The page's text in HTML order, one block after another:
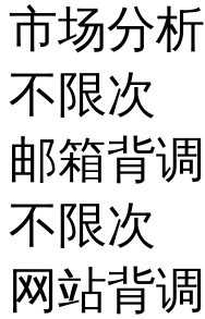
市场分析
不限次
邮箱背调
不限次
网站背调